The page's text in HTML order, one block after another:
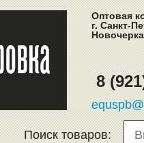
Оптовая
г. Санкт-
8
Поиск товаров: